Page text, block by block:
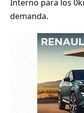
Interno para los
demanda.